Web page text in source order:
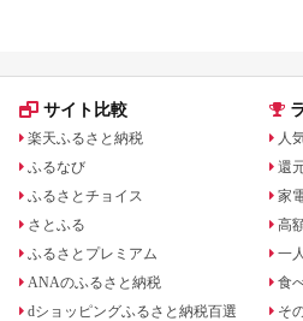
サイト比較
楽天ふるさと納税
ふるなび
ふるさとチョイス
さとふる
ふるさとプレミアム
ANAのふるさと納税
dショッピングふるさと納税百選
人
還
家
高
一
食
そ